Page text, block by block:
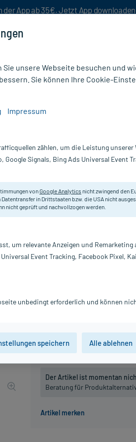
der App ab 35€. Jetzt App downloaden
Versand* ab 19€ Mindestbestellwert!
inkl. MwSt. zzgl. Versandkosten
80 St, D4 80 St, D6
Der Artikel ist momentan
Beratung für
DHU - Einzelmittel
Homöopathisches Arzneimittel.
PZN:
Hersteller:
unsere Webseite besuchen und
Sie können Ihre Cookie-
Impressum
zählen, um die Leistung unserer
Signals, Bing Ads Universal Event
vonGoogle Analytics nicht zwingend den
Datentransfer in Drittstaaten bzw. die USA nicht
nicht geprüft und nachvollzogen werden.
um relevante Anzeigen und Remarketing
Event Tracking, Facebook Pixel,
unbedingt erforderlich und können
speichern Alle ablehnen